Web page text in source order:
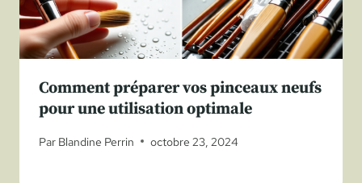
Comment préparer vos pinceaux neufs
pour une utilisation optimale
Par Blandine Perrin octobre 23, 2024